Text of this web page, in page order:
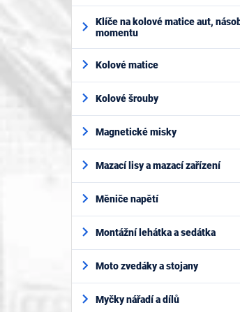
Klíče na kolové matice aut,
momentu
Kolové matice
Kolové šrouby
Magnetické misky
Mazací lisy a mazací zařízení
Měniče napětí
Montážní lehátka a sedátka
Moto zvedáky a stojany
Myčky nářadí a dílů